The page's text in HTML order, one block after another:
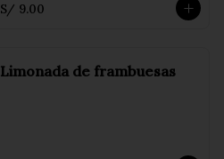
S/ 9.00
Limonada de frambuesas